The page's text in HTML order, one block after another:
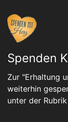
Spenden
Zur "Erhaltung
weiterhin
unter der